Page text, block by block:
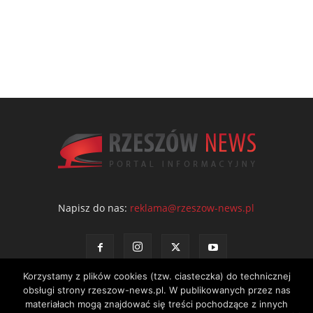
Napisz do nas: reklama@rzeszow-news.pl
Korzystamy z plików cookies (tzw. ciasteczka) do technicznej
obsługi strony rzeszow-news.pl. W publikowanych przez nas
materiałach mogą znajdować się treści pochodzące z innych